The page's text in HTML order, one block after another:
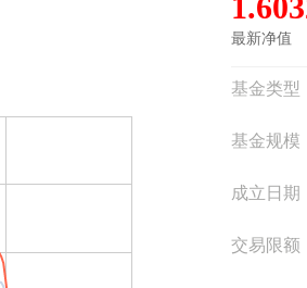
最新净值
基金类型
基金规模
成立日期
交易限额